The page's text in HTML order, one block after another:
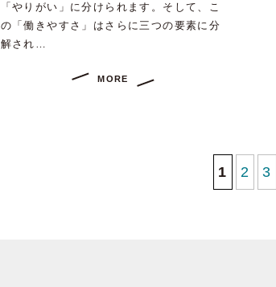
「やりがい」に分けられます。そして、こ
の「働きやすさ」はさらに三つの要素に分
解され…
MORE
1 2 3